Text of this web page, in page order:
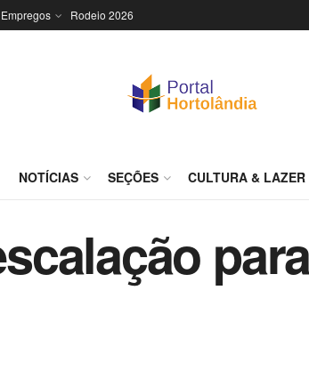
Empregos Rodeio 2026
NOTÍCIAS SEÇÕES CULTURA & LAZER